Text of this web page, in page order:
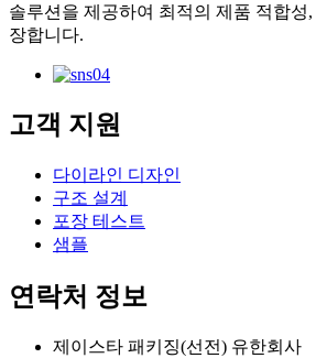
솔루션을 제공하여 최적의 제품 적합성
장합니다.
고객 지원
다이라인 디자인
구조 설계
포장 테스트
샘플
연락처 정보
제이스타 패키징(선전) 유한회사